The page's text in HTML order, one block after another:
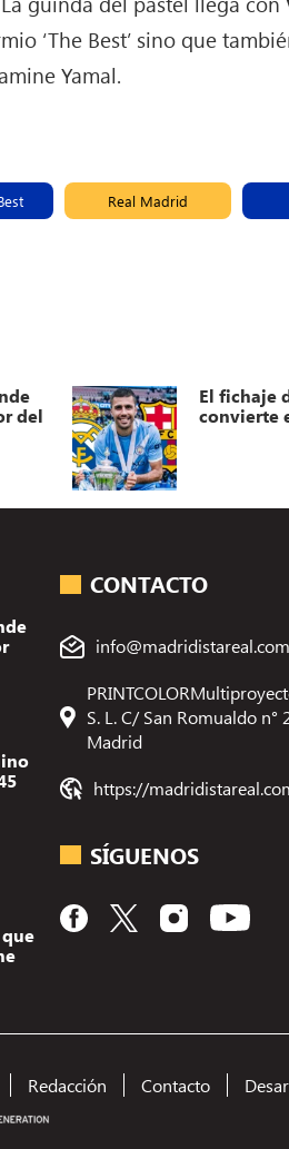
‘The Best’ sino que
Yamal.
Real Madrid
del
El fichaje
convierte
CONTACTO
info@madridistareal.com
S. L. C/ San Romualdo n°
Madrid
https://
SÍGUENOS
Redacción Contacto